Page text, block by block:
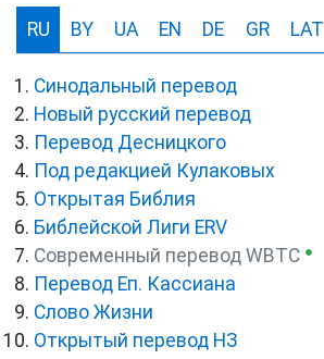
RU BY UA EN DE GR LAT
Синодальный перевод
Новый русский перевод
Перевод Десницкого
Под редакцией Кулаковых
Открытая Библия
Библейской Лиги ERV
Cовременный перевод WBTC ●
Перевод Еп. Кассиана
Слово Жизни
Открытый перевод НЗ